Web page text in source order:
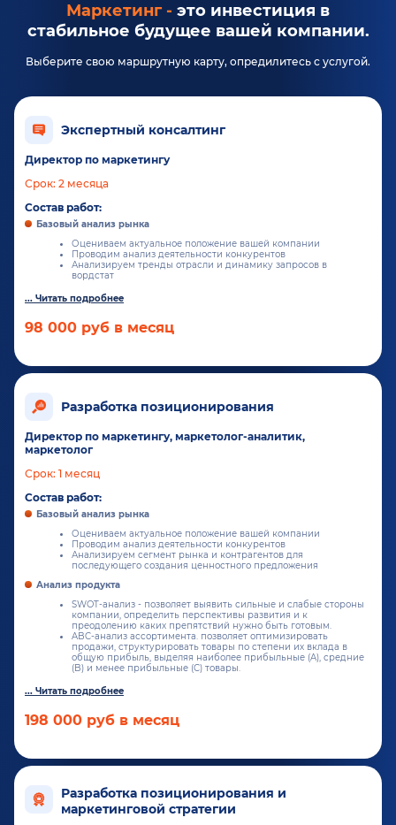
Маркетинг - это инвестиция в
стабильное будущее вашей компании.
Выберите свою маршрутную карту, опредилитесь с услугой.
Экспертный консалтинг
Директор по маркетингу
Срок: 2 месяца
Состав работ:
Базовый анализ рынка
Оцениваем актуальное положение вашей компании
Проводим анализ деятельности конкурентов
Анализируем тренды отрасли и динамику запросов в
вордстат
98 000 руб в месяц
Разработка позиционирования
Директор по маркетингу, маркетолог-аналитик,
маркетолог
Срок: 1 месяц
Состав работ:
Базовый анализ рынка
Оцениваем актуальное положение вашей компании
Проводим анализ деятельности конкурентов
Анализируем сегмент рынка и контрагентов для
последующего создания ценностного предложения
Анализ продукта
SWOT-анализ - позволяет выявить сильные и слабые стороны
компании, определить перспективы развития и к
преодолению каких препятствий нужно быть готовым.
ABC-анализ ассортимента. позволяет оптимизировать
продажи, структурировать товары по степени их вклада в
общую прибыль, выделяя наиболее прибыльные (A), средние
(B) и менее прибыльные (C) товары.
198 000 руб в месяц
Разработка позиционирования и
маркетинговой стратегии